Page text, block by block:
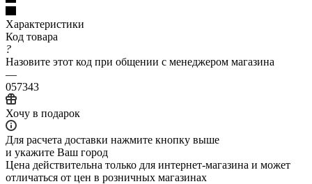
Характеристики
Код товара
?
Назовите этот код при общении с менеджером магазина
—
057343
Хочу в подарок
Для расчета доставки нажмите кнопку выше
и укажите Ваш город
Цена действительна только для интернет-магазина и может
отличаться от цен в розничных магазинах